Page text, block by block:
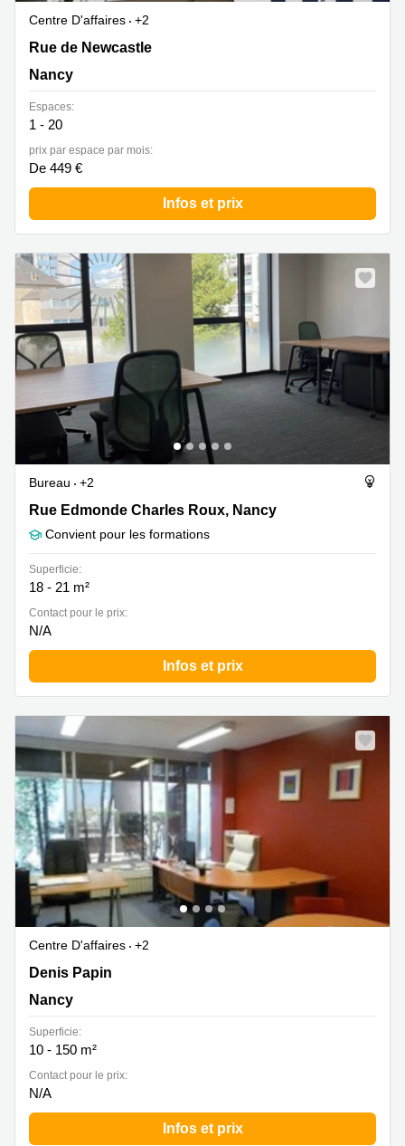
Centre D'affaires
+2
Rue de Newcastle 171, Nancy
Rue de Newcastle
Nancy
Espaces:
1 - 20
prix par espace par mois:
De 449 €
Infos et prix
Bureau
+2
Rue Edmonde Charles Roux 5, Nancy
Rue Edmonde Charles Roux, Nancy
Convient pour les formations
Superficie:
18 - 21 m²
Contact pour le prix:
N/A
Infos et prix
Centre D'affaires
+2
870 rue Denis Papin, Nancy
Denis Papin
Nancy
Superficie:
10 - 150 m²
Contact pour le prix:
N/A
Infos et prix